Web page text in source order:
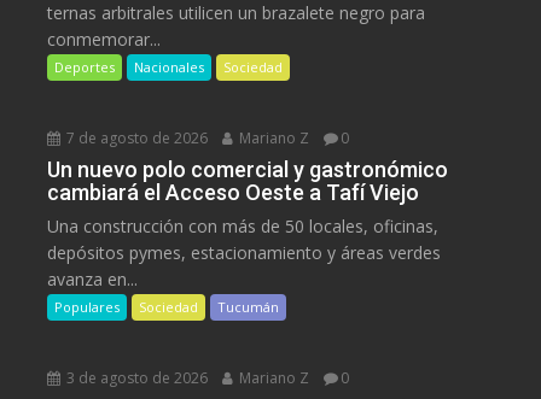
ternas arbitrales utilicen un brazalete negro para
conmemorar...
Deportes Nacionales Sociedad
7 de agosto de 2026 Mariano Z 0
Un nuevo polo comercial y gastronómico
cambiará el Acceso Oeste a Tafí Viejo
Una construcción con más de 50 locales, oficinas,
depósitos pymes, estacionamiento y áreas verdes
avanza en...
Populares Sociedad Tucumán
3 de agosto de 2026 Mariano Z 0